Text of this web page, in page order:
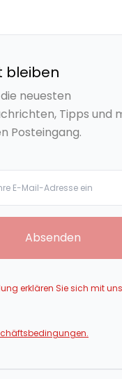
bleiben
neuesten
Tipps und
Posteingang.
Absenden
erklären Sie sich mit